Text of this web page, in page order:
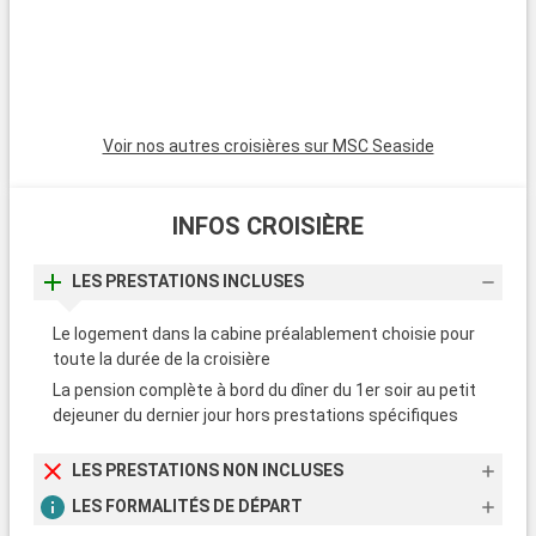
Voir nos autres croisières sur MSC Seaside
INFOS CROISIÈRE
LES PRESTATIONS INCLUSES
Le logement dans la cabine préalablement choisie pour
toute la durée de la croisière
La pension complète à bord du dîner du 1er soir au petit
dejeuner du dernier jour hors prestations spécifiques
LES PRESTATIONS NON INCLUSES
LES FORMALITÉS DE DÉPART